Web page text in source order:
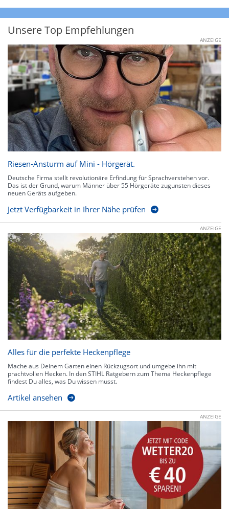
Unsere Top Empfehlungen
ANZEIGE
Riesen-Ansturm auf Mini - Hörgerät.
Deutsche Firma stellt revolutionäre Erfindung für Sprachverstehen vor.
Das ist der Grund, warum Männer über 55 Hörgeräte zugunsten dieses
neuen Geräts aufgeben.
Jetzt Verfügbarkeit in Ihrer Nähe prüfen
ANZEIGE
Alles für die perfekte Heckenpflege
Mache aus Deinem Garten einen Rückzugsort und umgebe ihn mit
prachtvollen Hecken. In den STIHL Ratgebern zum Thema Heckenpflege
findest Du alles, was Du wissen musst.
Artikel ansehen
ANZEIGE